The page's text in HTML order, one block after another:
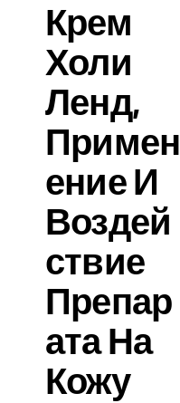
Крем
Холи
Ленд,
Примен
Ение И
Воздей
Ствие
Препар
Ата На
Кожу